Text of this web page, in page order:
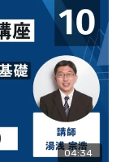
は、
本来のクレー
いて
全１９講座】
コンテンツとなっ
04:34